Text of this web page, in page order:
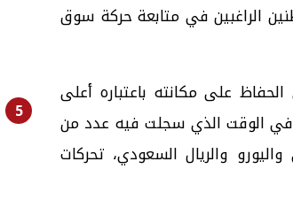
الراغبين في متابعة حركة سوق
على مكانته باعتباره أعلى
في الوقت الذي سجلت فيه عدد من
والريال السعودي، تحركات
5